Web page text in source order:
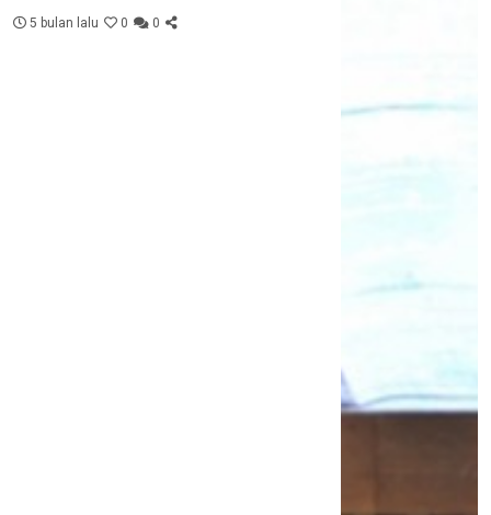
5 bulan lalu 0 0